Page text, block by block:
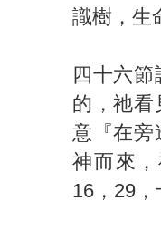
識樹，生
四十六
的，祂看
意『在旁
神而來
16，29